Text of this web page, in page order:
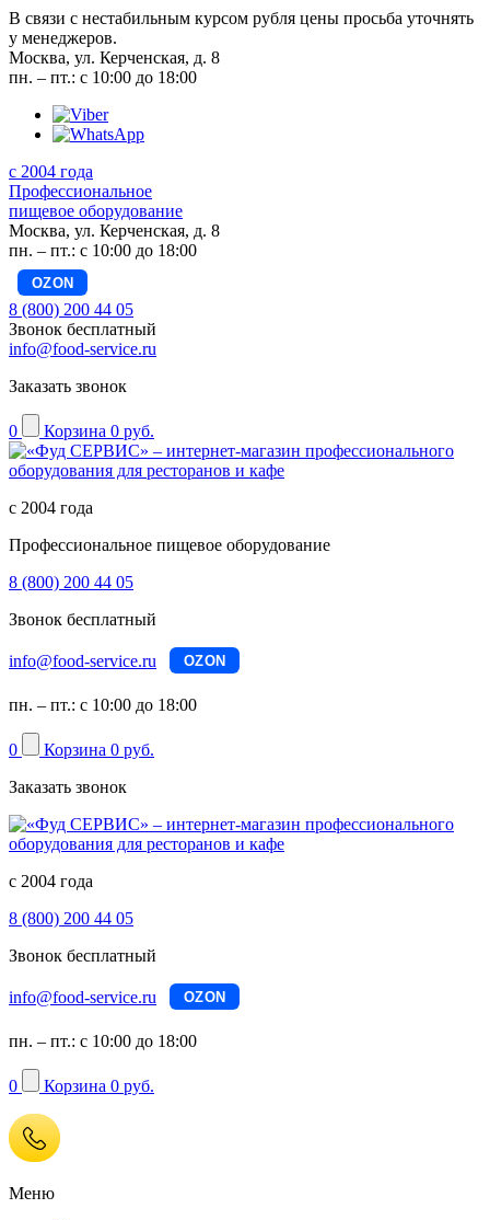
В связи с нестабильным курсом рубля цены просьба уточнять
у менеджеров.
Москва, ул. Керченская, д. 8
пн. – пт.: с 10:00 до 18:00
с 2004 года
Профессиональное
пищевое оборудование
Москва, ул. Керченская, д. 8
пн. – пт.: с 10:00 до 18:00
OZON
8 (800) 200 44 05
Звонок бесплатный
info@food-service.ru
Заказать звонок
0 Корзина 0 руб.
с 2004 года
Профессиональное пищевое оборудование
8 (800) 200 44 05
Звонок бесплатный
info@food-service.ru OZON
пн. – пт.: с 10:00 до 18:00
0 Корзина 0 руб.
Заказать звонок
с 2004 года
8 (800) 200 44 05
Звонок бесплатный
info@food-service.ru OZON
пн. – пт.: с 10:00 до 18:00
0 Корзина 0 руб.
Меню